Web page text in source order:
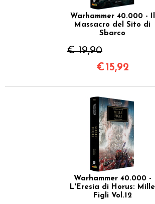
Warhammer 40.000 - Il
Massacro del Sito di
Sbarco
€ 19,90
€ 15,92
Warhammer 40.000 -
L'Eresia di Horus: Mille
Figli Vol.12